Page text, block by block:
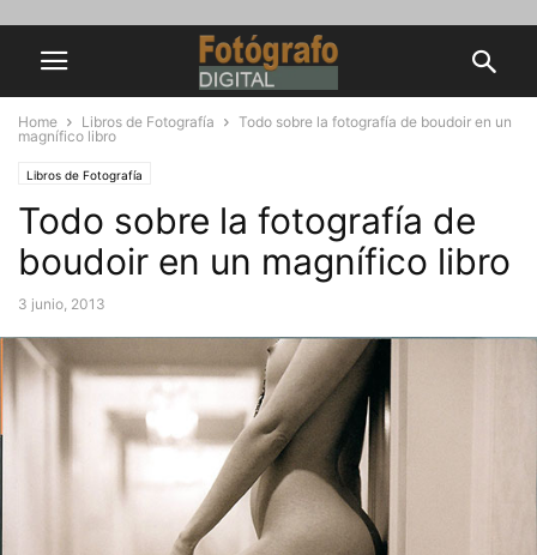
Home Libros de Fotografía
Todo sobre la fotografía de boudoir en un
magnífico libro
Libros de Fotografía
Todo sobre la fotografía de
boudoir en un magnífico libro
3 junio, 2013